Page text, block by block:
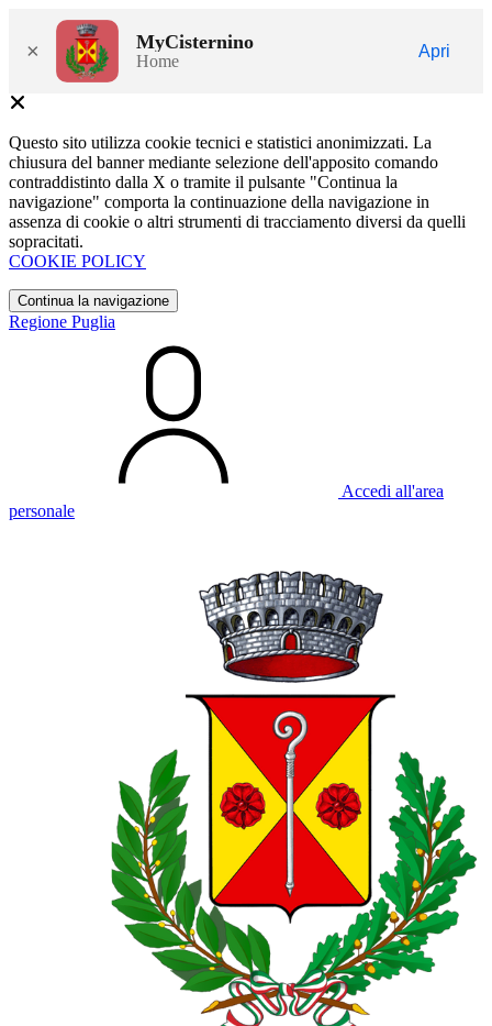
× MyCisternino
Home
Apri
Questo sito utilizza cookie tecnici e statistici anonimizzati. La
chiusura del banner mediante selezione dell'apposito comando
contraddistinto dalla X o tramite il pulsante "Continua la
navigazione" comporta la continuazione della navigazione in
assenza di cookie o altri strumenti di tracciamento diversi da quelli
sopracitati.
COOKIE POLICY
Continua la navigazione
Regione Puglia
Accedi all'area
personale